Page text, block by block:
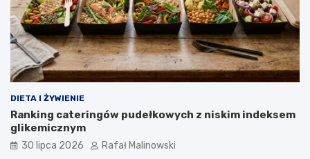
DIETA I ŻYWIENIE
Ranking cateringów pudełkowych z niskim indeksem
glikemicznym
30 lipca 2026 Rafał Malinowski